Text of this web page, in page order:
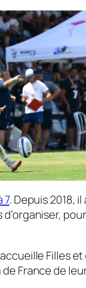
7. Depuis 2018,
Filles
France de